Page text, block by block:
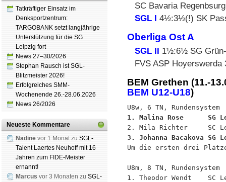
Tatkräftiger Einsatz im
Denksportzentrum:
TARGOBANK setzt langjährige
Unterstützung für die SG
Leipzig fort
News 27–30/2026
Stephan Rausch ist SGL-
Blitzmeister 2026!
Erfolgreiches SMM-
Wochenende 26.-28.06.2026
News 26/2026
Neueste Kommentare
Nadine vor 1 Monat zu SGL-
Talent Laertes Neuhoff mit 16
Jahren zum FIDE-Meister
ernannt!
Marcus vor 3 Monaten zu SGL-
SC Bavaria
SGL I 4½:3½(!) SK
Oberliga Ost A
SGL II 1½:6½ SG
FVS ASP Hoyerswerda
BEM Grethen (11.-
BEM U12-U18)
1. Malina Rose
3. Johanna Bacakova
Um die ersten drei
U8m, 8 TN, Rundensystem
1. Theodor Wendt    SC